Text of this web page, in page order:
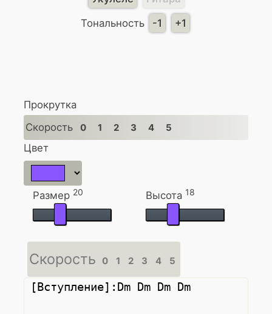
Тональность
-1 +1
Прокрутка
Скорость
0 1 2 3 4 5
Цвет
Размер 20 Высота 18
Скорость 0 1 2 3 4 5
[Вступление]:Dm Dm Dm Dm